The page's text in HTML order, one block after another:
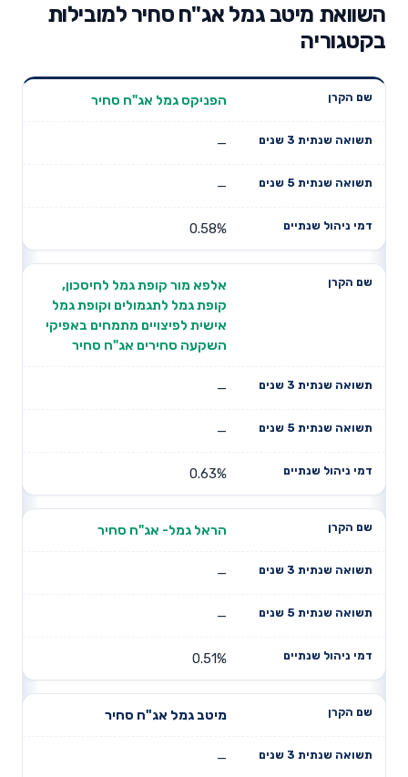
השוואת מיטב גמל אג"ח סחיר למובילות
בקטגוריה
שנים
תשואה
הפניקס גמל אג"ח סחיר
—
—
0.58%
אלפא מור קופת גמל לחיסכון,
קופת גמל לתגמולים וקופת גמל
אישית לפיצויים מתמחים באפיקי
השקעה סחירים אג"ח סחיר
—
—
0.63%
הראל גמל- אג"ח סחיר
—
—
0.51%
מיטב גמל אג"ח סחיר
—